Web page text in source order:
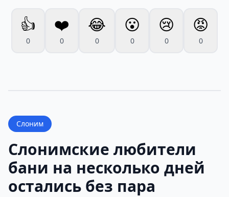
👍
0
❤️
0
😂
0
😮
0
😢
0
😡
0
Слоним
Слонимские любители
бани на несколько дней
остались без пара